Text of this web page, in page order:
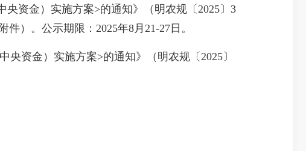
资金）实施方案>的通知》（明农规〔2025〕3
）。公示期限：2025年8月21-27日。
资金）实施方案>的通知》（明农规〔2025〕